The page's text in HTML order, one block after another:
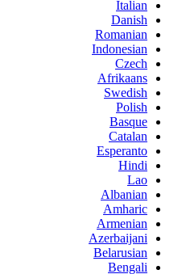
Italian
Danish
Romanian
Indonesian
Czech
Afrikaans
Swedish
Polish
Basque
Catalan
Esperanto
Hindi
Lao
Albanian
Amharic
Armenian
Azerbaijani
Belarusian
Bengali